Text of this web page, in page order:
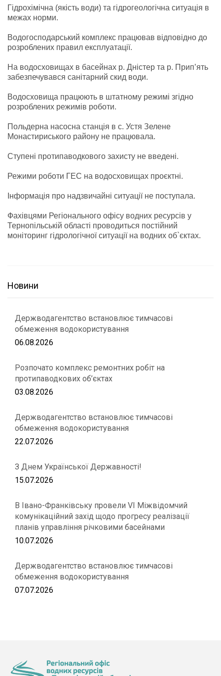
Гідрохімічна (якість води) та гідрогеологічна ситуація в
межах норми.
Водогосподарський комплекс працював відповідно до
розроблених правил експлуатації.
На водосховищах в басейнах р. Дністер та р. Прип’ять
забезпечувався санітарний скид води.
Водосховища працюють в штатному режимі згідно
розроблених режимів роботи.
Польдерна насосна станція в с. Устя Зелене
Монастириського району не працювала.
Ступені протипаводкового захисту не введені.
Режими роботи ГЕС на водосховищах проєктні.
Інформація про надзвичайні ситуації не поступала.
Фахівцями Регіонального офісу водних ресурсів у
Тернопільській області проводиться постійний
моніторинг гідрологічної ситуації на водних об`єктах.
Новини
Держводагентство встановлює тимчасові
обмеження водокористування
06.08.2026
Розпочато комплекс ремонтних робіт на
протипаводкових об’єктах
03.08.2026
Держводагентство встановлює тимчасові
обмеження водокористування
22.07.2026
З Днем Української Державності!
15.07.2026
В Івано-Франківську провели VІ Міжвідомчий
комунікаційний захід щодо прогресу реалізації
планів управління річковими басейнами
10.07.2026
Держводагентство встановлює тимчасові
обмеження водокористування
07.07.2026